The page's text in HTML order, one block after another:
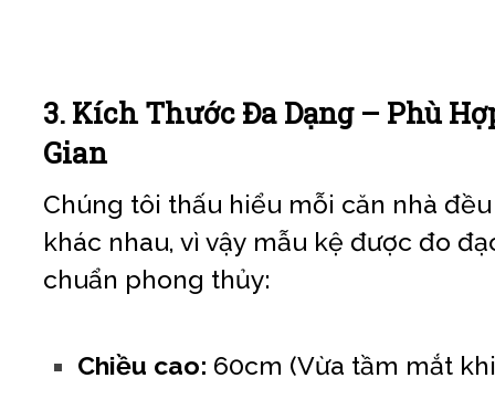
3. Kích Thước Đa Dạng – Phù
Gian
Chúng tôi thấu hiểu mỗi căn nhà
khác nhau, vì vậy mẫu kệ được đo
chuẩn phong thủy:
Chiều cao: 60cm (Vừa tầm mắt